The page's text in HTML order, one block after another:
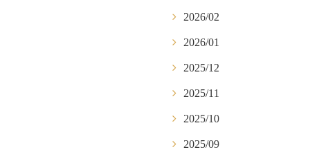
2026/02
2026/01
2025/12
2025/11
2025/10
2025/09